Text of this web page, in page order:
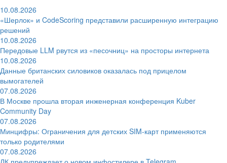
10.08.2026
«Шерлок» и CodeScoring представили расширенную интеграцию
решений
10.08.2026
Передовые LLM рвутся из «песочниц» на просторы интернета
10.08.2026
Данные британских силовиков оказалась под прицелом
вымогателей
07.08.2026
В Москве прошла вторая инженерная конференция Kuber
Community Day
07.08.2026
Минцифры: Ограничения для детских SIM-карт применяются
только родителями
07.08.2026